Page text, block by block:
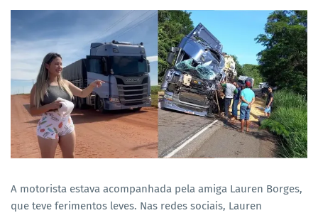
A motorista estava acompanhada pela amiga Lauren Borges,
que teve ferimentos leves. Nas redes sociais, Lauren